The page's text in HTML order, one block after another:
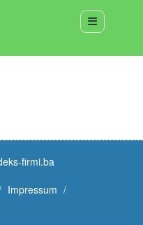
firmi.ba
Impressum